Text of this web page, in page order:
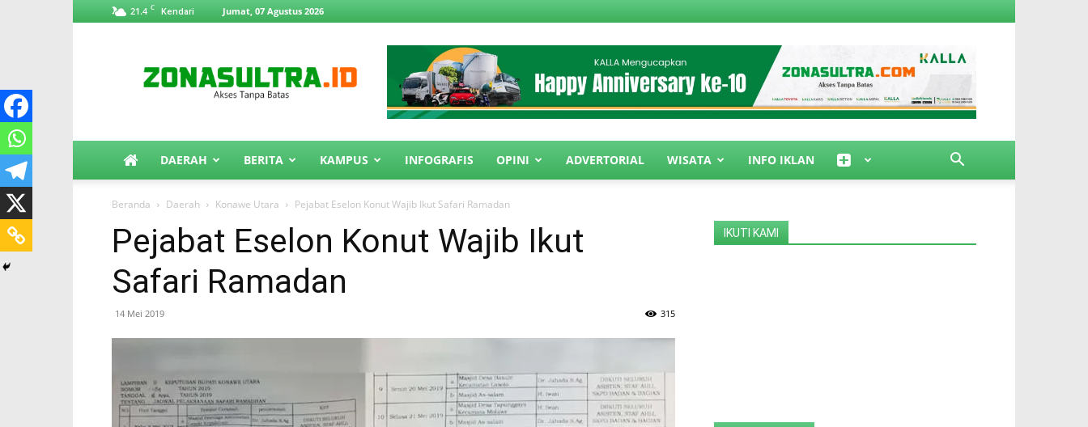
21.4 C Kendari Jumat, 07 Agustus 2026
DAERAH BERITA KAMPUS INFOGRAFIS OPINI ADVERTORIAL WISATA INFO IKLAN
Beranda Daerah Konawe Utara Pejabat Eselon Konut Wajib Ikut Safari Ramadan
Pejabat Eselon Konut Wajib Ikut
Safari Ramadan
14 Mei 2019 315
IKUTI KAMI